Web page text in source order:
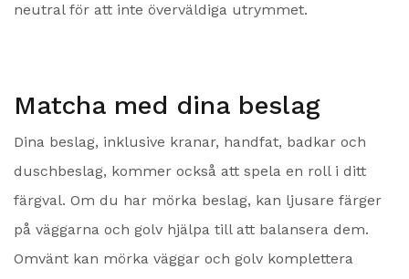
neutral för att inte överväldiga utrymmet.
Matcha med dina beslag
Dina beslag, inklusive kranar, handfat, badkar och
duschbeslag, kommer också att spela en roll i ditt
färgval. Om du har mörka beslag, kan ljusare färger
på väggarna och golv hjälpa till att balansera dem.
Omvänt kan mörka väggar och golv komplettera